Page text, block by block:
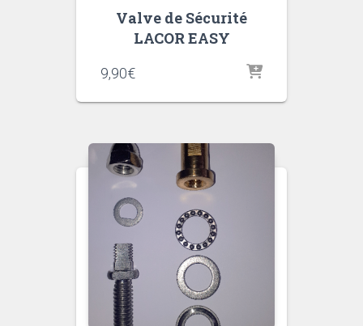
Valve de Sécurité
LACOR EASY
9,90€